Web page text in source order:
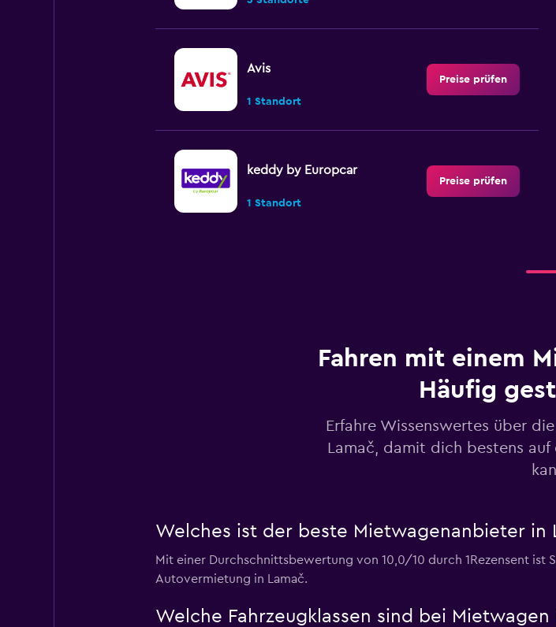
Avis
1 Standort
Preise prüfen
keddy by Europcar
1 Standort
Preise prüfen
Preise prüfen
Fahren mit einem
Häufig
Erfahre Wissenswertes über
Lamač, damit dich bestens
Welches ist der beste Mietwagenanbieter in
Mit einer Durchschnittsbewertung von 10,0/10 durch 1Rezensent ist
Autovermietung in Lamač.
Welche Fahrzeugklassen sind bei